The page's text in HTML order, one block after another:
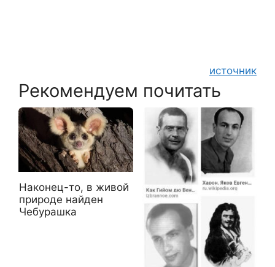
источник
Рекомендуем почитать
Наконец-то, в живой
природе найден
Чебурашка